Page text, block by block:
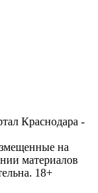
Краснодара -
на
материалов
18+